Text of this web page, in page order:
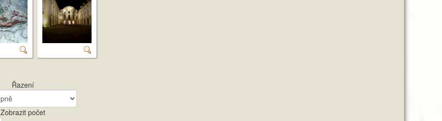
Řazení
Zobrazit počet